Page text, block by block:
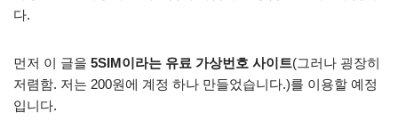
다.
먼저 이 글을 5SIM이라는 유료 가상번호 사이트(그러나 굉장히
저렴함. 저는 200원에 계정 하나 만들었습니다.)를 이용할 예정
입니다.